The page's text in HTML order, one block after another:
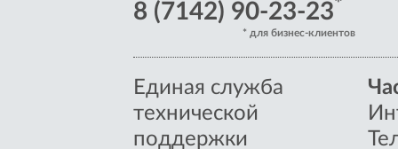
8 (7142) 90-23-23*
* для бизнес-клиентов
Единая служба
технической
поддержки